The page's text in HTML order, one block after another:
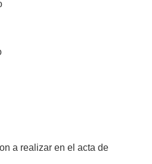
a realizar en el acta de